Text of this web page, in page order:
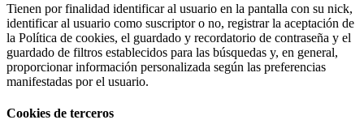
Tienen por finalidad identificar al usuario en la pantalla con su nick,
identificar al usuario como suscriptor o no, registrar la aceptación de
la Política de cookies, el guardado y recordatorio de contraseña y el
guardado de filtros establecidos para las búsquedas y, en general,
proporcionar información personalizada según las preferencias
manifestadas por el usuario.
Cookies de terceros